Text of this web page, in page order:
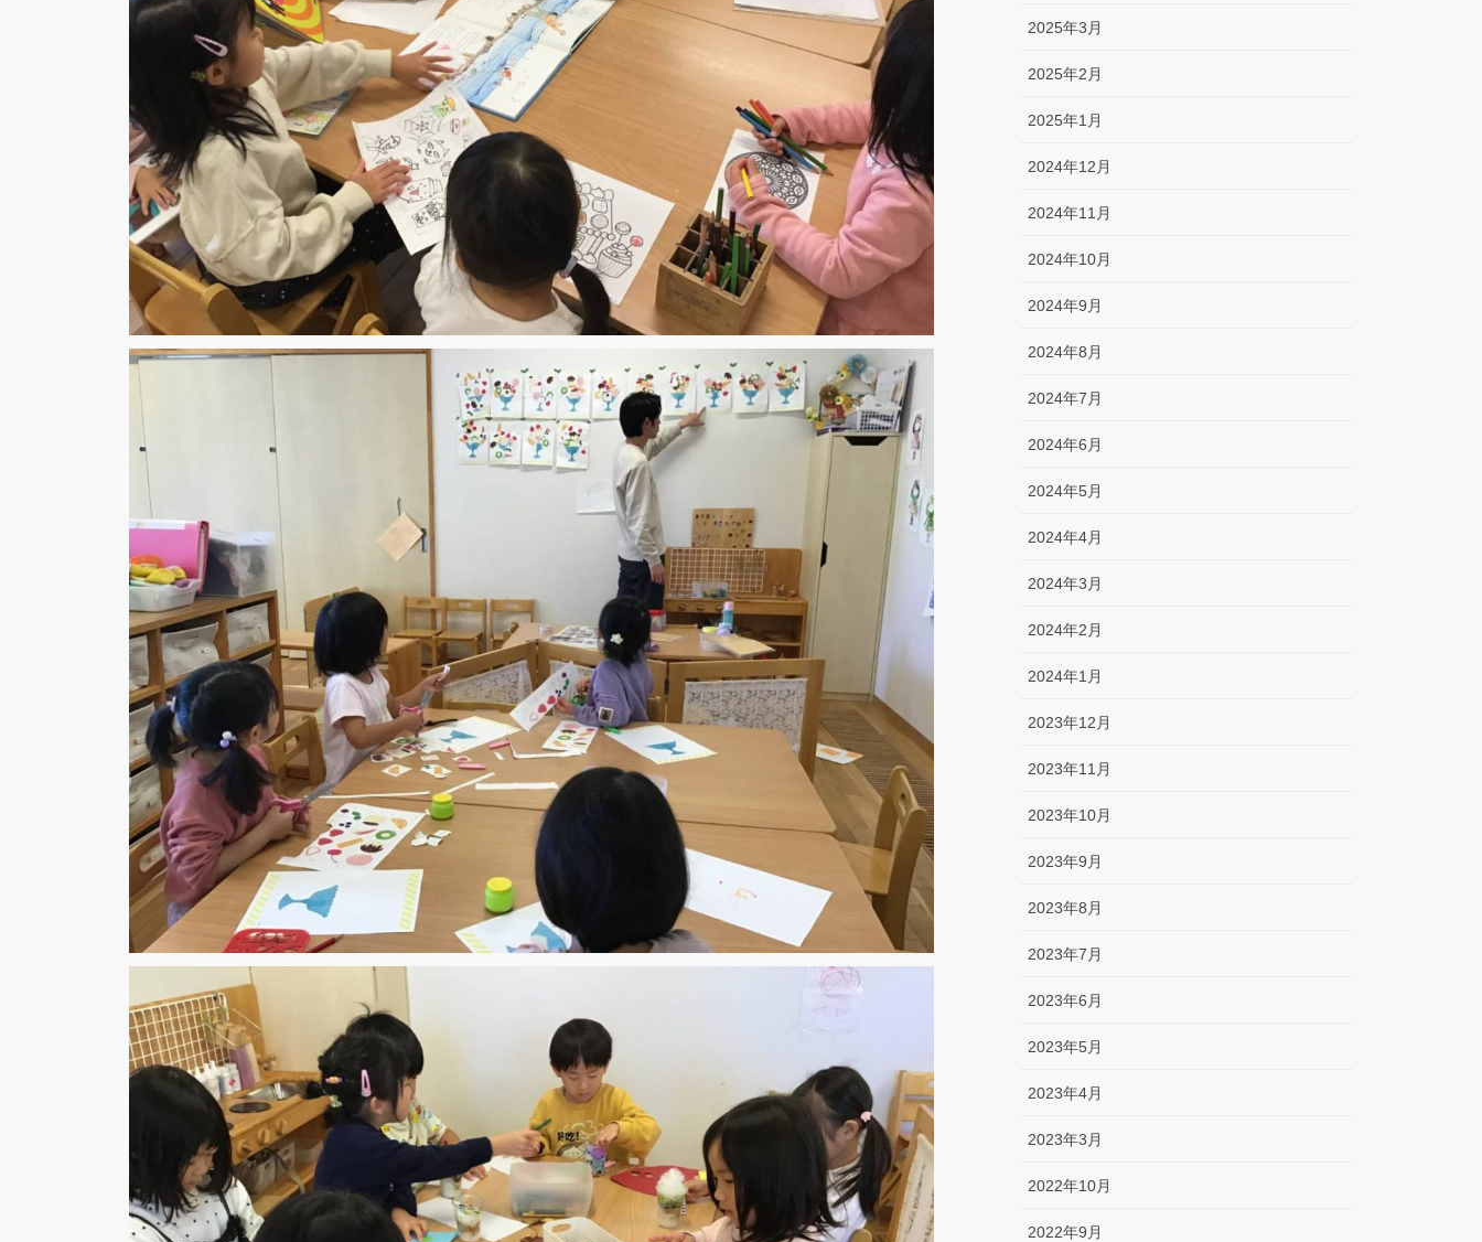
2025年3月
2025年2月
2025年1月
2024年12月
2024年11月
2024年10月
2024年9月
2024年8月
2024年7月
2024年6月
2024年5月
2024年4月
2024年3月
2024年2月
2024年1月
2023年12月
2023年11月
2023年10月
2023年9月
2023年8月
2023年7月
2023年6月
2023年5月
2023年4月
2023年3月
2022年10月
2022年9月